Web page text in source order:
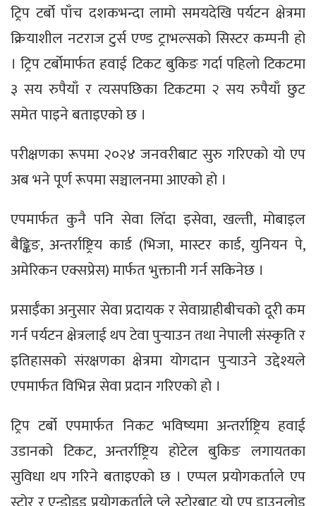
ट्रिप टर्बो पाँच दशकभन्दा लामो समयदेखि पर्यटन क्षेत्रमा
क्रियाशील नटराज टुर्स एण्ड ट्राभल्सको सिस्टर कम्पनी हो
। ट्रिप टर्बोमार्फत हवाई टिकट बुकिङ गर्दा पहिलो टिकटमा
३ सय रुपैयाँ र त्यसपछिका टिकटमा २ सय रुपैयाँ छुट
समेत पाइने बताइएको छ ।
परीक्षणका रूपमा २०२४ जनवरीबाट सुरु गरिएको यो एप
अब भने पूर्ण रूपमा सञ्चालनमा आएको हो ।
एपमार्फत कुनै पनि सेवा लिँदा इसेवा, खल्ती, मोबाइल
बैङ्किङ, अन्तर्राष्ट्रिय कार्ड (भिजा, मास्टर कार्ड, युनियन पे,
अमेरिकन एक्सप्रेस) मार्फत भुक्तानी गर्न सकिनेछ ।
प्रसाईँका अनुसार सेवा प्रदायक र सेवाग्राहीबीचको दूरी कम
गर्न पर्यटन क्षेत्रलाई थप टेवा पुर्‍याउन तथा नेपाली संस्कृति र
इतिहासको संरक्षणका क्षेत्रमा योगदान पुर्‍याउने उद्देश्यले
एपमार्फत विभिन्न सेवा प्रदान गरिएको हो ।
ट्रिप टर्बो एपमार्फत निकट भविष्यमा अन्तर्राष्ट्रिय हवाई
उडानको टिकट, अन्तर्राष्ट्रिय होटेल बुकिङ लगायतका
सुविधा थप गरिने बताइएको छ । एप्पल प्रयोगकर्ताले एप